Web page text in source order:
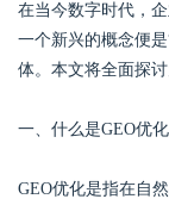
在当今数字时代，
一个新兴的概念便
体。本文将全面探
一、什么是GEO优化
GEO优化是指在自